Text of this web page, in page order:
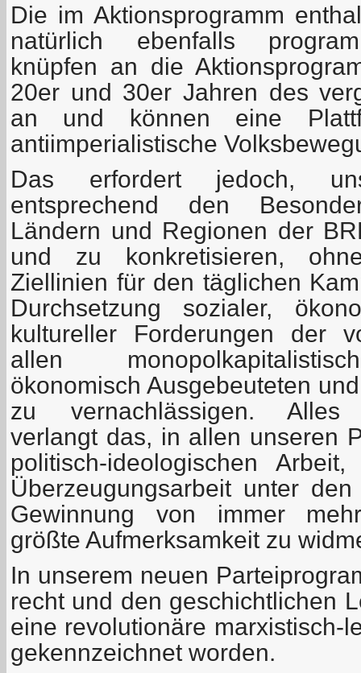
Die im Aktionsprogramm
natürlich ebenfalls
knüpfen an die
20er und 30er Jahren des
an und können eine
antiimperialistische
Das erfordert jedoch,
entsprechend den
Ländern und Regionen der
und zu konkretisieren,
Ziellinien für den täglichen
Durchsetzung sozialer,
kultureller Forderungen der
allen
ökonomisch Ausgebeuteten
zu vernachlässigen. Alles
verlangt das, in allen unseren
politisch-ideologischen
Überzeugungsarbeit unter
Gewinnung von immer
größte Aufmerksamkeit zu
In unserem neuen
recht und den geschichtlichen
eine revolutionäre marxistisch-
gekennzeichnet worden.